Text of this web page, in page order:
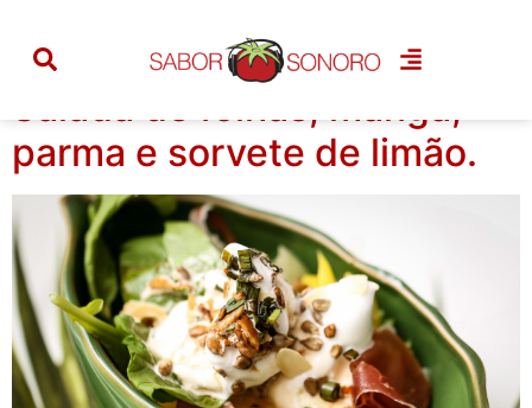
Tag: girassol
Salada de folhas, manga,
parma e sorvete de limão.